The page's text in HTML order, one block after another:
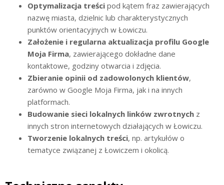
Optymalizacja treści pod kątem fraz zawierających
nazwę miasta, dzielnic lub charakterystycznych
punktów orientacyjnych w Łowiczu.
Założenie i regularna aktualizacja profilu Google
Moja Firma, zawierającego dokładne dane
kontaktowe, godziny otwarcia i zdjęcia.
Zbieranie opinii od zadowolonych klientów,
zarówno w Google Moja Firma, jak i na innych
platformach.
Budowanie sieci lokalnych linków zwrotnych z
innych stron internetowych działających w Łowiczu.
Tworzenie lokalnych treści, np. artykułów o
tematyce związanej z Łowiczem i okolicą.